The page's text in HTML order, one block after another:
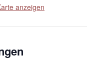
anzeigen